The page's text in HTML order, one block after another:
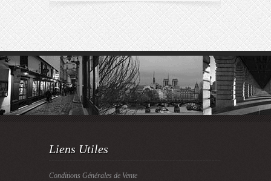
Liens Utiles
Conditions Générales de Vente